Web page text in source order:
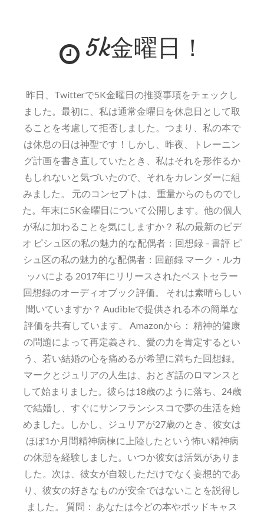
の
要
5k金曜日！
昨日、Twitterで5K金曜日の推奨事項をチェックし
ました。最初に、私は通常金曜日を休息日として取
ることを考慮して拒否しました。つまり、私の本で
は休息の日は神聖です！しかし、昨夜、トレーニン
グ計画を書き直していたとき、私はそれを形作るか
もしれないと気づいたので、それをカレンダーに組
みました。 元のコンセプトは、重量からのものでし
た。年末に5K金曜日について公開します。他の個人
が私に加わることを気にしますか？ 私の最新のビデ
オ ピシュ区の私の魅力的な配偶者：回想録 – 書評 ピ
シュ区の私の魅力的な配偶者：回顧録 マーク・ルカ
ッハによる 2017年にリリースされたベストセラー
回想録のオーディオブック評価。 それは素晴らしい
聞いていますか？ Audibleで提供される本の簡単な
評価を共有しています。 Amazonから： 精神的健康
の問題によって再定義され、愛の力を肯定するとい
う、若い結婚の心を痛めるが希望に満ちた回想録。
マークとジュリアの人生は、おとぎ話のロマンスと
して始まりました。彼らは18歳のように落ち、24歳
で結婚し、すぐにサンフランシスコで夢の生活を始
めました。しかし、ジュリアが27歳のとき、彼女は
ほぼ1か月間精神病棟に上陸したという怖い精神病
の休憩を経験しました。いつか彼女は活気がありま
した。次は、彼女が自殺しただけでなく妄想的であ
り、彼女の好きなものが安全ではないことを説得し
ました。 質問： あなたは今どの本やポッドキャス